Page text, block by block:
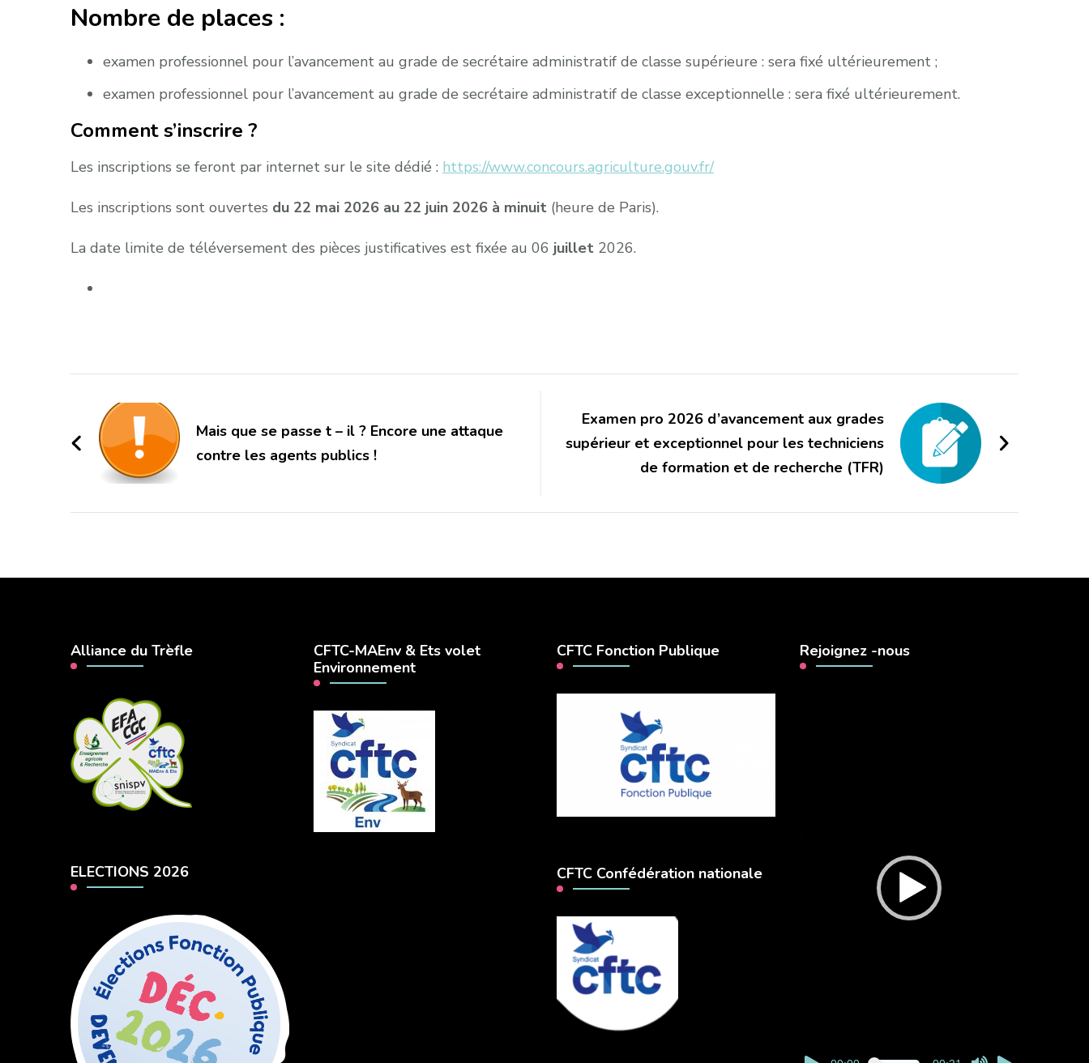
Nombre de places :
examen professionnel pour l’avancement au grade de secrétaire administratif de classe supérieure : sera fixé ultérieurement ;
examen professionnel pour l’avancement au grade de secrétaire administratif de classe exceptionnelle : sera fixé ultérieurement.
Comment s’inscrire ?
Les inscriptions se feront par internet sur le site dédié : https://www.concours.agriculture.gouv.fr/
Les inscriptions sont ouvertes du 22 mai 2026 au 22 juin 2026 à minuit (heure de Paris).
La date limite de téléversement des pièces justificatives est fixée au 06 juillet 2026.
d'article
Mais que se passe t – il ? Encore une attaque
contre les agents publics !
Examen pro 2026 d’avancement aux grades
supérieur et exceptionnel pour les techniciens
de formation et de recherche (TFR)
Alliance du Trèfle
ELECTIONS 2026
CFTC-MAEnv & Ets volet
Environnement
CFTC Fonction Publique
CFTC Confédération nationale
Rejoignez -nous